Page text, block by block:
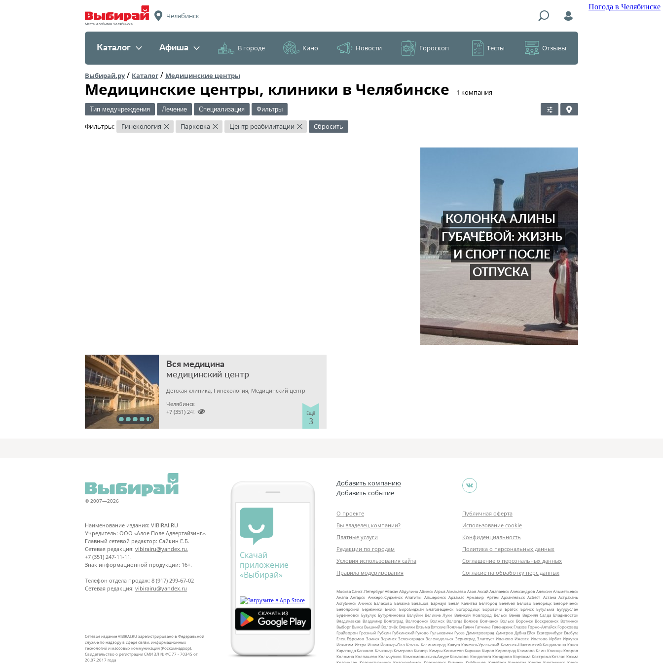
Погода в Челябинске
Места и события Челябинска
Челябинск
Каталог Афиша В городе Кино Новости Гороскоп Тесты Отзывы
Выбирай.ру/ Каталог / Медицинские центры
Медицинские центры, клиники в Челябинске ​1 компания
Тип медучреждения Лечение Специализация Фильтры
Фильтры: Гинекология × Парковка × Центр реабилитации × Сбросить
КОЛОНКА АЛИНЫ
ГУБАЧЁВОЙ: ЖИЗНЬ
И СПОРТ ПОСЛЕ
ОТПУСКА
Вся медицина
медицинский центр
Детская клиника, Гинекология, Медицинский центр
Ещё
3
Челябинск

+7 (351) 2400303
© 2007—2026
Наименование издания: VIBIRAI.RU
Учредитель: ООО «Алое Поле Адвертайзинг».
Главный сетевой редактор: Сайкин Е.Б.
Сетевая редакция: vibirairu@yandex.ru
+7 (351) 247-11-11.
Знак информационной продукции: 16+.
Телефон отдела продаж: 8 (917) 299-67-02
Сетевая редакция: vibirairu@yandex.ru
Сетевое издание VIBIRAI.RU зарегистрировано в Федеральной
службе по надзору в сфере связи, информационных
технологий и массовых коммуникаций (Роскомнадзор).
Свидетельство о регистрации СМИ ЭЛ № ФС 77 - 70345 от
20.07.2017 года
Скачай
приложение
«Выбирай»
Добавить компанию
Добавить событие
О проекте
Вы владелец компании?
Платные услуги
Редакции по городам
Условия использования сайта
Правила модерирования
Публичная оферта
Использование cookie
Конфиденциальность
Политика о персональных данных
Соглашение о персональных данных
Согласие на обработку перс.данных
МоскваСанкт‑ПетербургАбаканАбдулиноАбинскАгрызАзнакаевоАзовАксайАлапаевскАлександровАлексинАльметьевск
Анапа Ангарск Анжеро‑Судженск Апатиты Апшеронск Арзамас Армавир Артём Архангельск Асбест Астана Астрахань
Ахтубинск Ачинск Балаково Балахна Балашов Барнаул Белая Калитва Белгород Белебей Белово Белорецк Белореченск
Белоярский Березники Бийск Биробиджан Благовещенск Богородицк Боровичи Братск Брянск Бугульма Бугуруслан
Будённовск Бузулук Бутурлиновка Валуйки Великие Луки Великий Новгород Вельск Венёв Верхняя Салда Владивосток
Владикавказ Владимир Волгоград Волгодонск Волжск Вологда Волхов Волчанск Вольск Воронеж Воскресенск Воткинск
ВыборгВыкса Вышний Волочёк Вязники Вязьма Вятские Поляны Галич Гатчина Геленджик Глазов Горно‑АлтайскГороховец
Грайворон Грозный Губкин Губкинский Гуково Гулькевичи Гусев Димитровград Дмитров Дубна Ейск Екатеринбург Елабуга
Елец Ефремов Заинск Заринск Зеленоградск Зеленодольск Зерноград Златоуст Иваново Ижевск Ипатово Ирбит Иркутск
Искитим Истра Ишим Йошкар‑Ола Казань Калининград Калуга Каменск‑Уральский Каменск‑Шахтинский Кандалакша Канск
Караганда Касимов Качканар Кемерово Кизляр Кимры Кингисепп Кириши Киров Кировград Климово Клин Клинцы Ковров
Коломна Колпашево Кольчугино Комсомольск‑на‑Амуре Конаково Кондопога Кондрово Коряжма Кострома Котлас Кохма